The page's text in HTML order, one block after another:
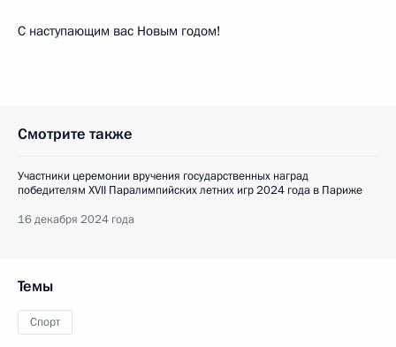
С наступающим вас Новым годом!
Смотрите также
Участники церемонии вручения государственных наград
победителям XVII Паралимпийских летних игр 2024 года в Париже
16 декабря 2024 года
Темы
Спорт